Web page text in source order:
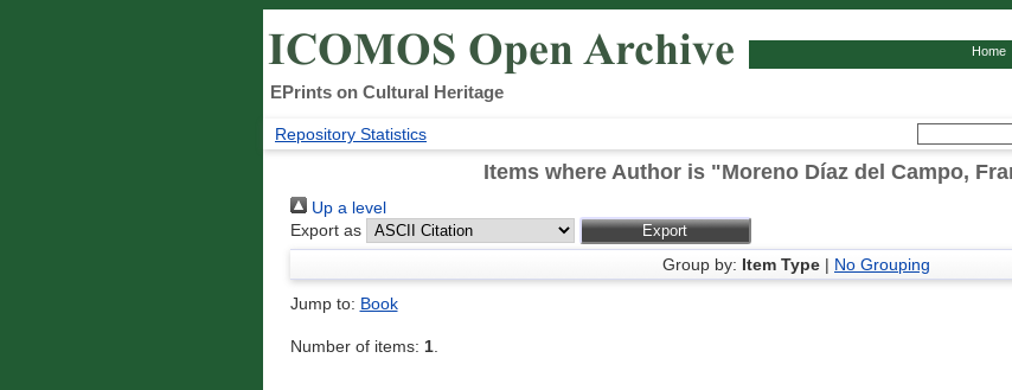
Home
EPrints on Cultural Heritage
Repository Statistics
Items where Author is "Moreno Díaz del Campo,
Up a level
Export as
Group by: Item Type | No Grouping
Jump to: Book
Number of items: 1.